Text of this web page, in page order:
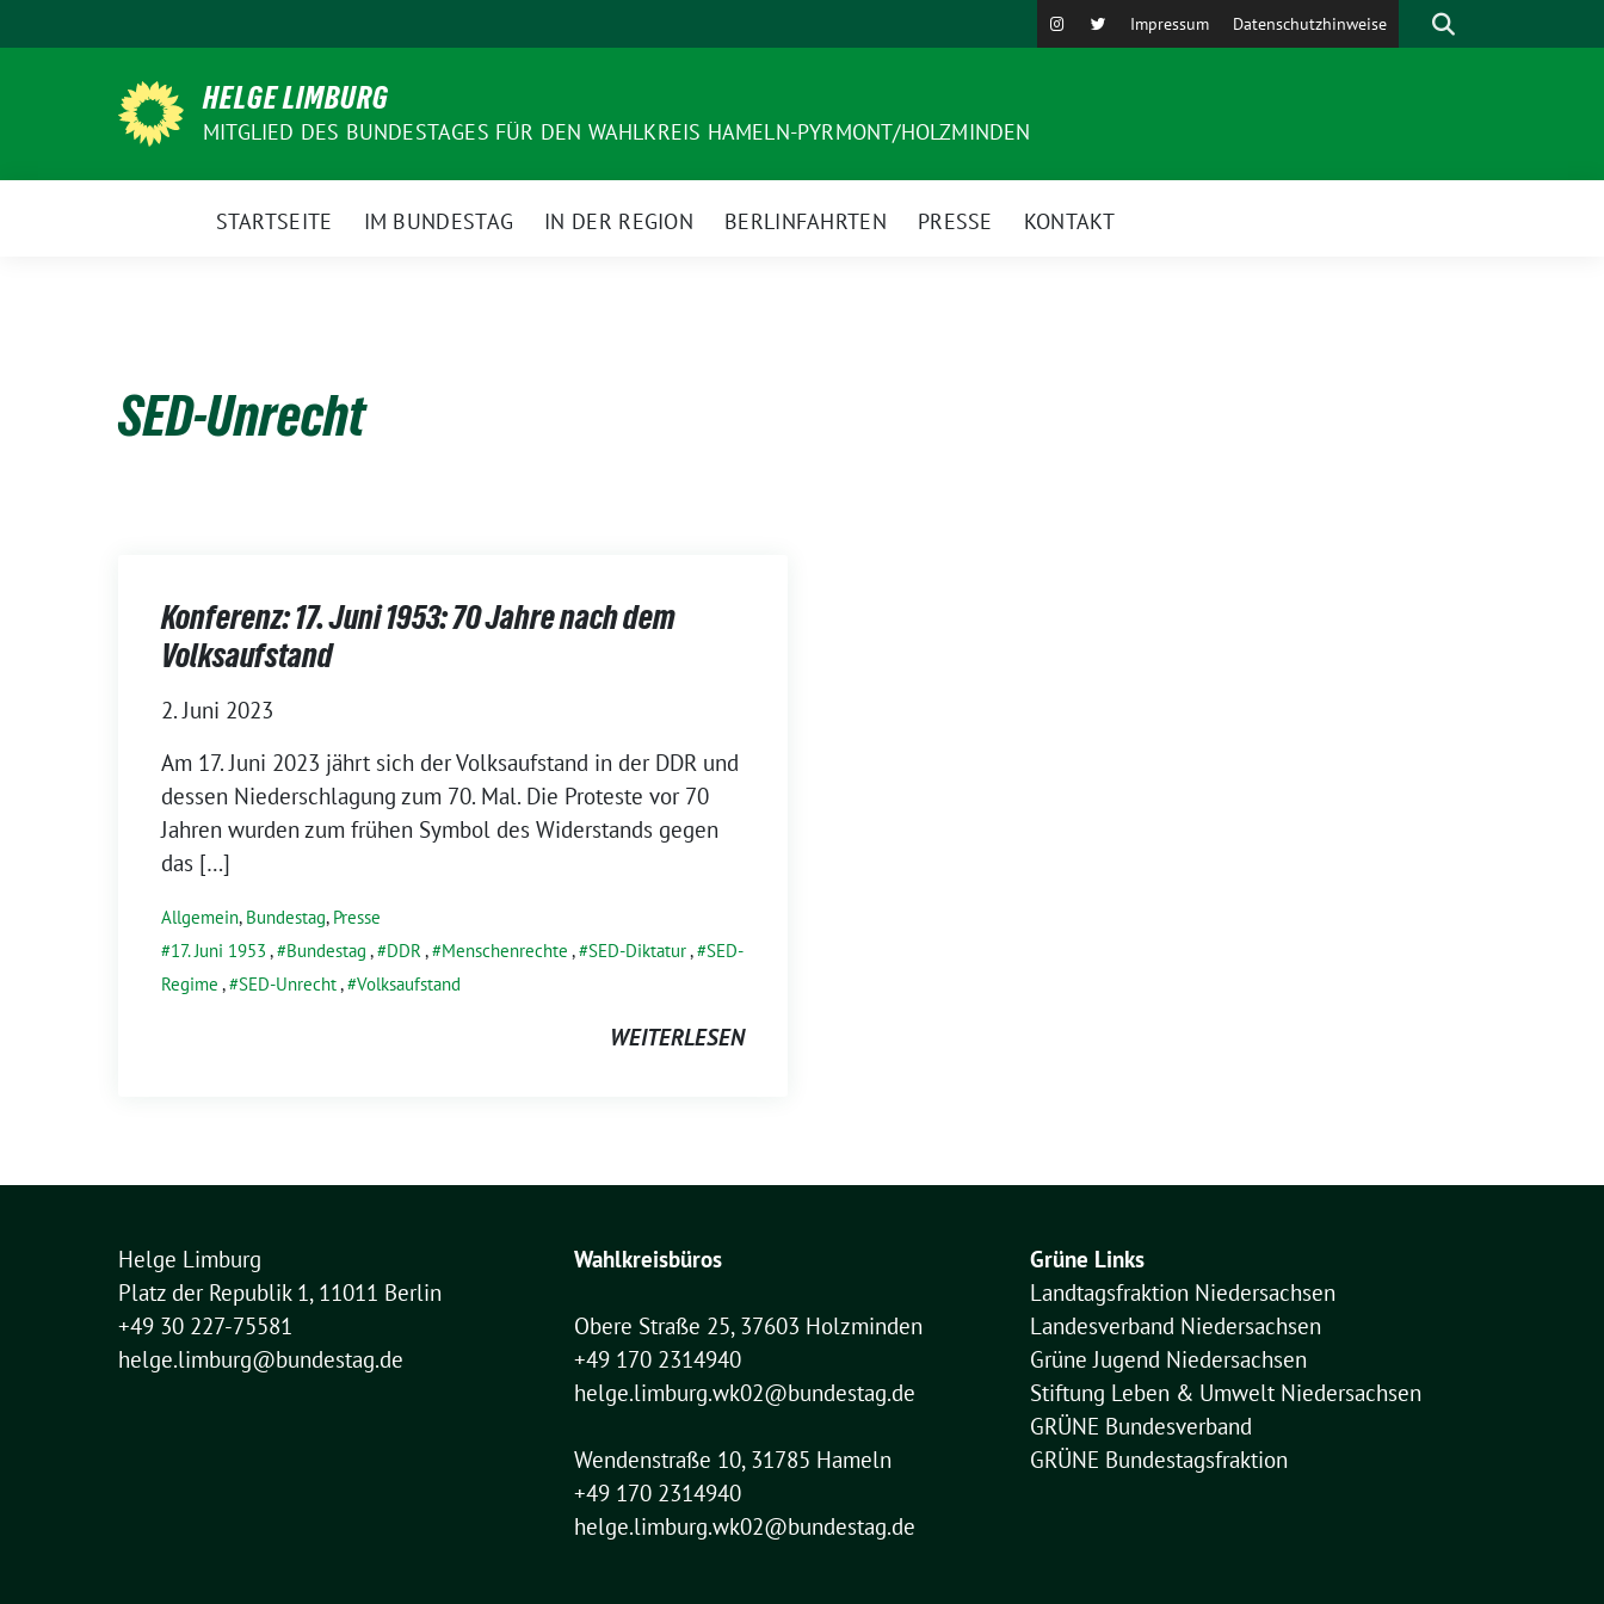
zum
Impressum Datenschutzhinweise Suche
HELGE LIMBURG
MITGLIED DES BUNDESTAGES FÜR DEN WAHLKREIS HAMELN-PYRMONT/HOLZMINDEN
STARTSEITE IM BUNDESTAG IN DER REGION BERLINFAHRTEN PRESSE KONTAKT
SED-Unrecht
Konferenz: 17. Juni 1953: 70 Jahre nach dem
Volksaufstand
2. Juni 2023
Am 17. Juni 2023 jährt sich der Volksaufstand in der DDR und
dessen Niederschlagung zum 70. Mal. Die Proteste vor 70
Jahren wurden zum frühen Symbol des Widerstands gegen
das […]
Allgemein, Bundestag, Presse
17. Juni 1953 , Bundestag , DDR, Menschenrechte , SED-Diktatur, SED-
Regime , SED-Unrecht, Volksaufstand
WEITERLESEN
Helge Limburg
Platz der Republik 1, 11011 Berlin
+49 30 227-75581
helge.limburg@bundestag.de
Wahlkreisbüros
Obere Straße 25, 37603 Holzminden
+49 170 2314940
helge.limburg.wk02@bundestag.de
Wendenstraße 10, 31785 Hameln
+49 170 2314940
helge.limburg.wk02@bundestag.de
Grüne Links
Landtagsfraktion Niedersachsen
Landesverband Niedersachsen
Grüne Jugend Niedersachsen
Stiftung Leben & Umwelt Niedersachsen
GRÜNE Bundesverband
GRÜNE Bundestagsfraktion